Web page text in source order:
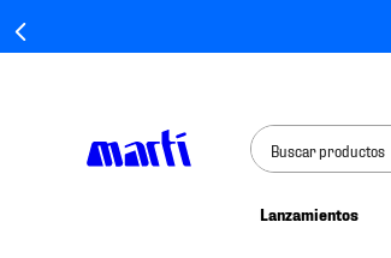
Buscar productos
Lanzamientos